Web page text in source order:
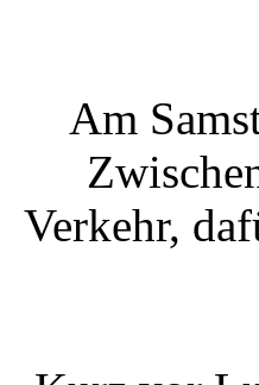
Am
Verkehr,